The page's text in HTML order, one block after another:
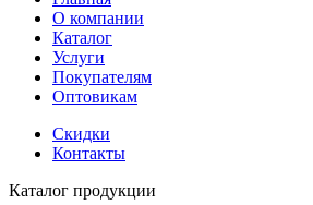
О компании
Каталог
Услуги
Покупателям
Оптовикам
Скидки
Контакты
Каталог продукции